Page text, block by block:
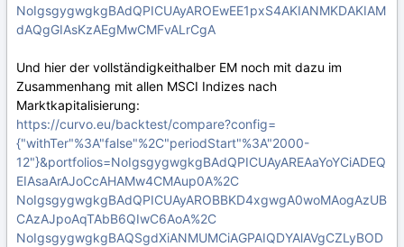
NoIgsgygwgkgBAdQPICUAyAROEwEE1pxS4AKIANMKDAKIAM
dAQgGIAsKzAEgMwCMFvALrCgA
Und hier der vollständigkeithalber EM noch mit dazu im
Zusammenhang mit allen MSCI Indizes nach
Marktkapitalisierung:
https://curvo.eu/backtest/compare?config=
{"withTer"%3A"false"%2C"periodStart"%3A"2000-
12"}&portfolios=NoIgsgygwgkgBAdQPICUAyAREAaYoYCiADEQ
EIAsaArAJoCcAHAMw4CMAup0A%2C
NoIgsgygwgkgBAdQPICUAyAROBBKD4xgwgA0woMAogAzUB
CAzAJpoAqTAbB6QIwC6AoA%2C
NoIgsgygwgkgBAQSgdXiANMUMCiAGPAIQDYAlAVgCZLyBOD